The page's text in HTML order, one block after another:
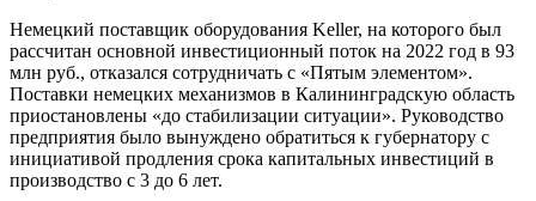
Немецкий поставщик оборудования Keller, на которого был
рассчитан основной инвестиционный поток на 2022 год в 93
млн руб., отказался сотрудничать с «Пятым элементом».
Поставки немецких механизмов в Калининградскую область
приостановлены «до стабилизации ситуации». Руководство
предприятия было вынуждено обратиться к губернатору с
инициативой продления срока капитальных инвестиций в
производство с 3 до 6 лет.